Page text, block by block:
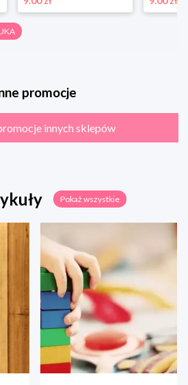
promocje
innych sklepów
Pokaż wszystkie